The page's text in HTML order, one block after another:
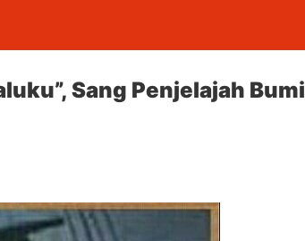
Sang Penjelajah Bumi